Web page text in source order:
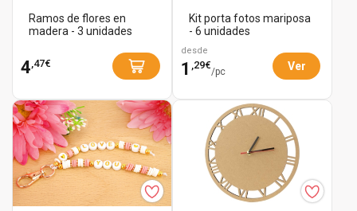
Ramos de flores en
madera - 3 unidades
4 ,47€
Kit porta fotos mariposa
- 6 unidades
desde
1 ,29€
/pc Ver